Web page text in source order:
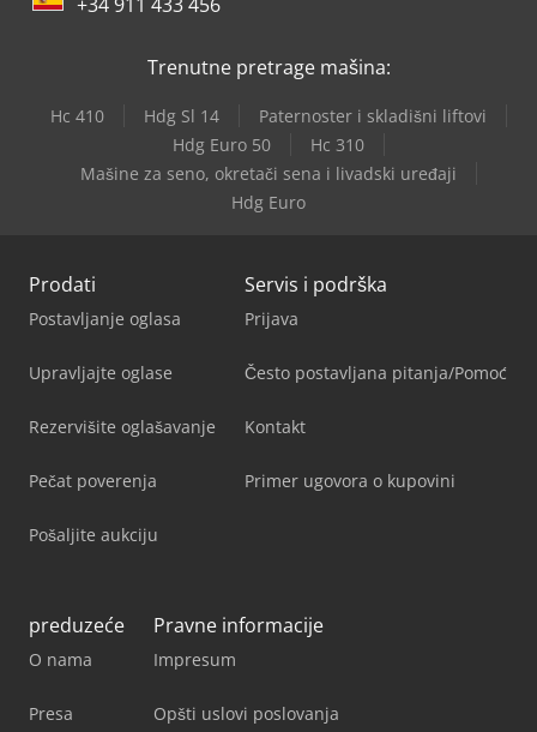
Trenutne pretrage mašina:
Hc 410 Hdg Sl 14
Paternoster i skladišni liftovi
Hdg Euro 50
Hc 310
Mašine za seno, okretači sena i livadski uređaji
Hdg Euro
Prodati
Postavljanje oglasa
Upravljajte oglase
Rezervišite oglašavanje
Pečat poverenja
Pošaljite aukciju
Servis i podrška
Prijava
Često postavljana pitanja/Pomoć
Kontakt
Primer ugovora o kupovini
preduzeće
O nama
Presa
Pravne informacije
Impresum
Opšti uslovi poslovanja